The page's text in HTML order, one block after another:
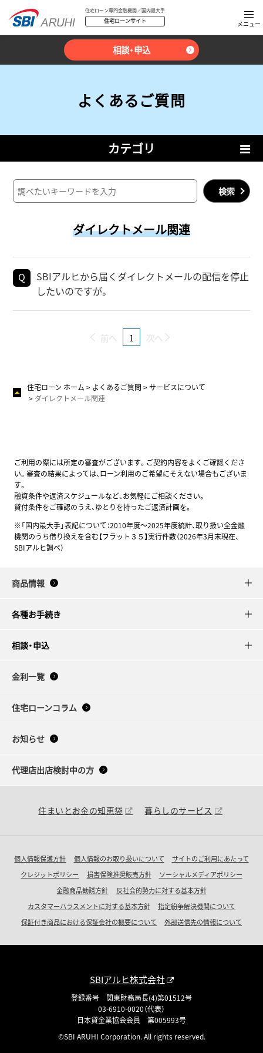
住宅ローン専門金融機関／国内最大手
住宅ローンサイト
相談・申込
よくあるご質問
カテゴリ
検索
ダイレクトメール関連
SBIアルヒから届くダイレクトメールの配信を停止
したいのですが。
前へ 1 次へ
住宅ローン ホーム よくあるご質問
サービスについて
ダイレクトメール関連
ご利用の際には所定の審査がございます。ご契約内容をよくご確認くださ
い。審査の結果によっては、ローン利用のご希望にそえない場合もございま
す。
融資条件や返済スケジュールなど、お気軽にご相談ください。
貸付条件をご確認のうえ、ゆとりを持ったご返済計画を。
※「国内最大手」表記について：2010年度～2025年度統計、取り扱い全金融
機関のうち借り換えを含む【フラット３５】実行件数（2026年3月末現在、
SBIアルヒ調べ）
商品情報
各種お手続き
相談・申込
金利一覧
住宅ローンコラム
お知らせ
代理店出店検討中の方
住まいとお金の知恵袋 暮らしのサービス
個人情報保護方針 個人情報のお取り扱いについて
サイトのご利用にあたって
クレジットポリシー
損害保険推奨販売方針
ソーシャルメディアポリシー
金融商品勧誘方針
反社会的勢力に対する基本方針
カスタマーハラスメントに対する基本方針
指定紛争解決機関について
保証付き商品における保証会社の概要について
外部送信先の情報について
SBIアルヒ株式会社
登録番号 関東財務局長(4)第01512号
03-6910-0020（代表）
日本貸金業協会会員 第005993号
©SBI ARUHI Corporation. All rights reserved.